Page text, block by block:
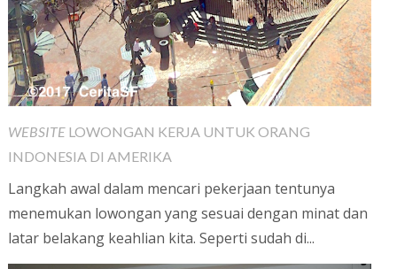
WEBSITELOWONGAN KERJA UNTUK ORANG
INDONESIA DI AMERIKA
Langkah awal dalam mencari pekerjaan tentunya
menemukan lowongan yang sesuai dengan minat dan
latar belakang keahlian kita. Seperti sudah di...